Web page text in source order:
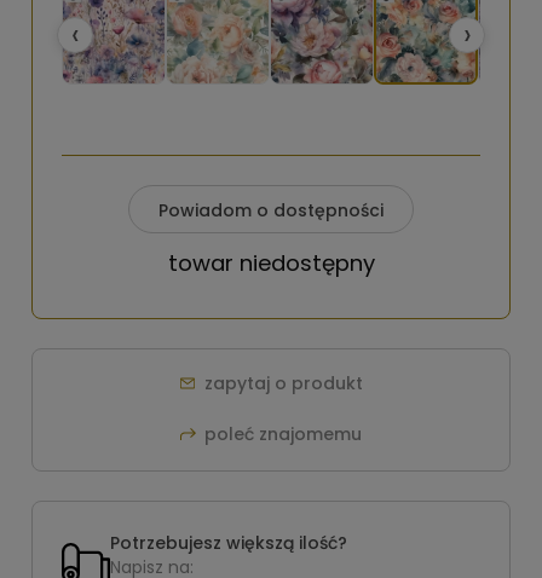
‹ ›
Powiadom o dostępności
towar niedostępny
zapytaj o produkt
poleć znajomemu
Potrzebujesz większą ilość?
Napisz na: